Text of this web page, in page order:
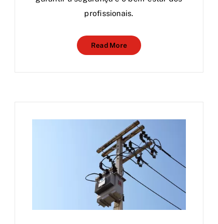
profissionais.
Read More